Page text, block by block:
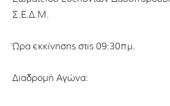
Σ.Ε.Δ.Μ.
Ώρα εκκίνησης στις 09:30πμ.
Διαδρομή Αγώνα: